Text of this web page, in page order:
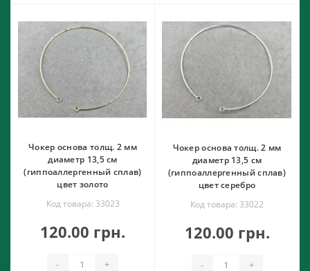
Чокер основа толщ. 2 мм
диаметр 13,5 см
(гиппоаллергенный сплав)
цвет золото
Код товара: 33023
120.00 грн.
- +
Чокер основа толщ. 2 мм
диаметр 13,5 см
(гиппоаллергенный сплав)
цвет серебро
Код товара: 33022
120.00 грн.
- +